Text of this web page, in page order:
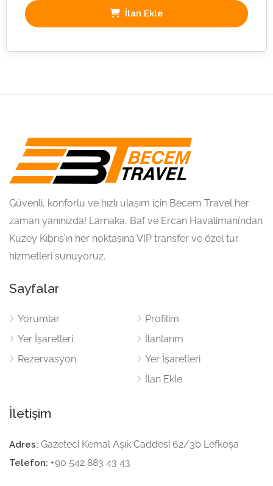
İlan Ekle
Güvenli, konforlu ve hızlı ulaşım için Becem Travel her
zaman yanınızda! Larnaka, Baf ve Ercan Havalimanı’ndan
Kuzey Kıbrıs’ın her noktasına VIP transfer ve özel tur
hizmetleri sunuyoruz.
Sayfalar
Yorumlar
Yer İşaretleri
Rezervasyon
Profilim
İlanlarım
Yer İşaretleri
İlan Ekle
İletişim
Adres: Gazeteci Kemal Aşık Caddesi 62/3b Lefkoşa
Telefon: +90 542 883 43 43